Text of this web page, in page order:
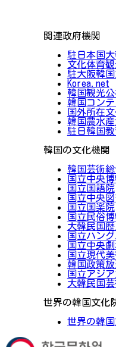
関連政府機関
駐日本国
文化体育
駐大阪韓
Korea.net
韓国観光公
韓国コン
国外所在
韓国農水
駐日韓国
韓国の文化機関
韓国芸術
国立中央
国立国語院
国立中央
国立国楽院
国立民俗
大韓民国
国立ハン
国立中央
国立現代
韓国政策
国立アジ
大韓民国
世界の韓国文化
世界の韓